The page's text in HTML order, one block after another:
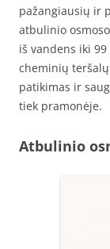
pažangiausių ir
atbulinio
iš vandens iki
cheminių
patikimas ir
tiek pramonėje.
Atbulinio